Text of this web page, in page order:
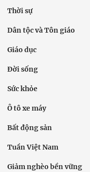
Thời sự
Dân tộc và Tôn giáo
Giáo dục
Đời sống
Sức khỏe
Ô tô xe máy
Bất động sản
Tuần Việt Nam
Giảm nghèo bền vững